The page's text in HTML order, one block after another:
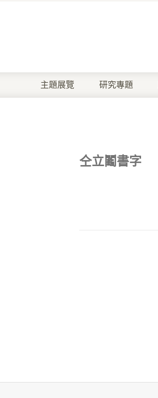
主題展覽 研究專題
仝立鬮書字